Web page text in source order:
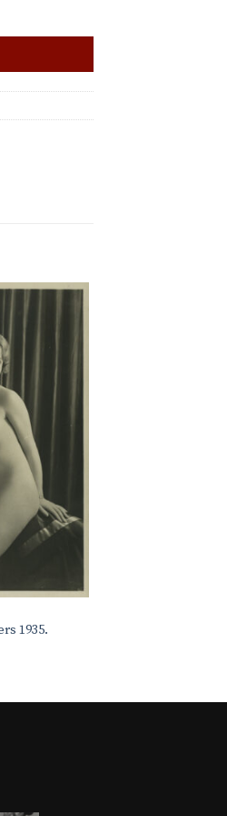
souhaits
1935.